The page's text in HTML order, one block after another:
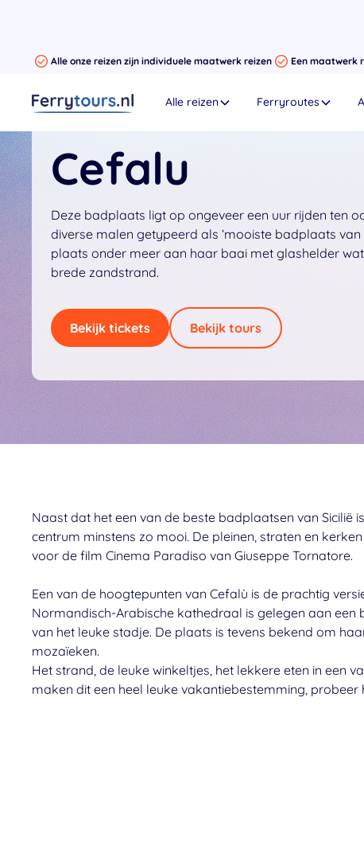
Alle onze reizen zijn individuele maatwerk reizen Een maatwerk
Alle reizen Ferryroutes
Cefalu
Deze badplaats ligt op ongeveer een uur rijden ten
diverse malen getypeerd als ‘mooiste badplaats van
plaats onder meer aan haar baai met glashelder
brede zandstrand.
Bekijk tickets Bekijk tours
Naast dat het een van de beste badplaatsen van Sicilië
centrum minstens zo mooi. De pleinen, straten en
voor de film Cinema Paradiso van Giuseppe Tornatore.
Een van de hoogtepunten van Cefalù is de prachtig
Normandisch-Arabische kathedraal is gelegen aan een
van het leuke stadje. De plaats is tevens bekend om
mozaïeken.
Het strand, de leuke winkeltjes, het lekkere eten in een
maken dit een heel leuke vakantiebestemming, probeer